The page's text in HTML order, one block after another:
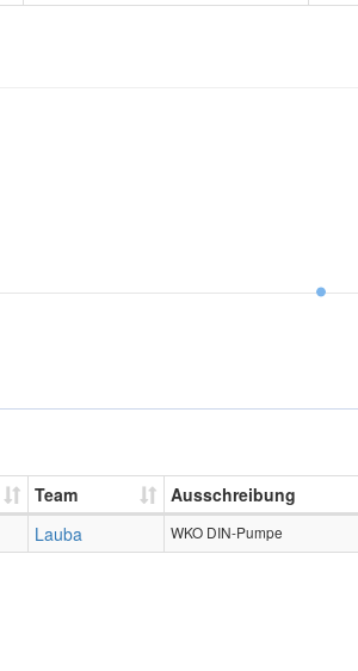
Team Ausschreibung
Lauba WKO DIN-Pumpe